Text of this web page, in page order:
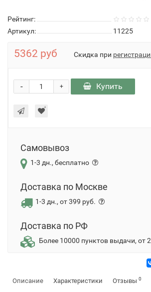
Рейтинг:
Артикул:
11225
5362 руб Скидка при
+
- Купить
Самовывоз
1-3 дн., бесплатно
Доставка по Москве
1-3 дн., от 399 руб.
Доставка по РФ
Более 10000 пунктов выдачи, от
Описание Характеристики Отзывы 0